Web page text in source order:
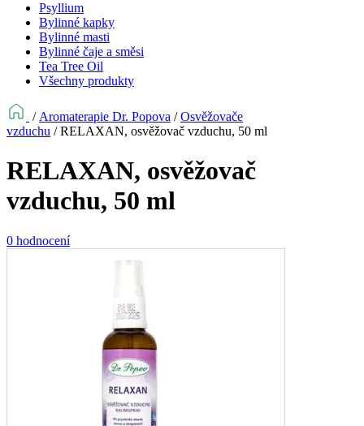
Psyllium
Bylinné kapky
Bylinné masti
Bylinné čaje a směsi
Tea Tree Oil
Všechny produkty
/ Aromaterapie Dr. Popova /Osvěžovače
vzduchu /RELAXAN, osvěžovač vzduchu, 50 ml
RELAXAN, osvěžovač
vzduchu, 50 ml
0 hodnocení